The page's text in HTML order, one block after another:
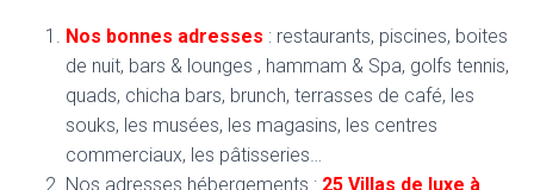
Nos bonnes adresses : restaurants, piscines, boites
de nuit, bars & lounges , hammam & Spa, golfs tennis,
quads, chicha bars, brunch, terrasses de café, les
souks, les musées, les magasins, les centres
commerciaux, les pâtisseries…
Nos adresses hébergements : 25 Villas de luxe à